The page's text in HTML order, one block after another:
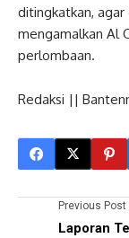
ditingkatkan,
mengamalkan Al
perlombaan.
Redaksi ||
Previous Post
Laporan